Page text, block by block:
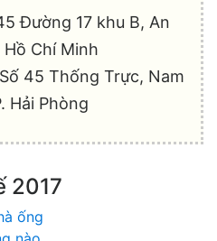
Đường 17 khu B, An
Hồ Chí Minh
45 Thống Trực, Nam
Hải Phòng
2017
ống